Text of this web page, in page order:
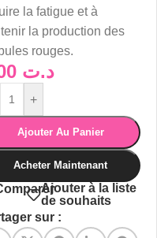
la fatigue et à
la production des
rouges.
د.ت
+
Ajouter Au Panier
Acheter Maintenant
Ajouter à la liste
de souhaits
sur :